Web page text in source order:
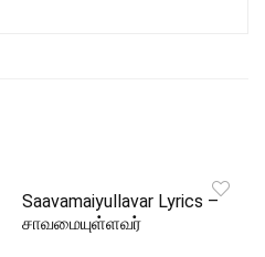
Saavamaiyullavar Lyrics –
சாவமையுள்ளவர்